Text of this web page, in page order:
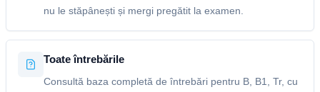
nu le stăpânești și mergi pregătit la examen.
Toate întrebările
Consultă baza completă de întrebări pentru B, B1, Tr, cu